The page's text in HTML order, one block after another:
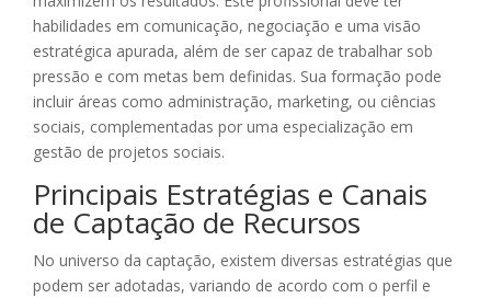
habilidades em comunicação, negociação e uma visão
estratégica apurada, além de ser capaz de trabalhar sob
pressão e com metas bem definidas. Sua formação pode
incluir áreas como administração, marketing, ou ciências
sociais, complementadas por uma especialização em
gestão de projetos sociais.
Principais Estratégias e Canais
de Captação de Recursos
No universo da captação, existem diversas estratégias que
podem ser adotadas, variando de acordo com o perfil e